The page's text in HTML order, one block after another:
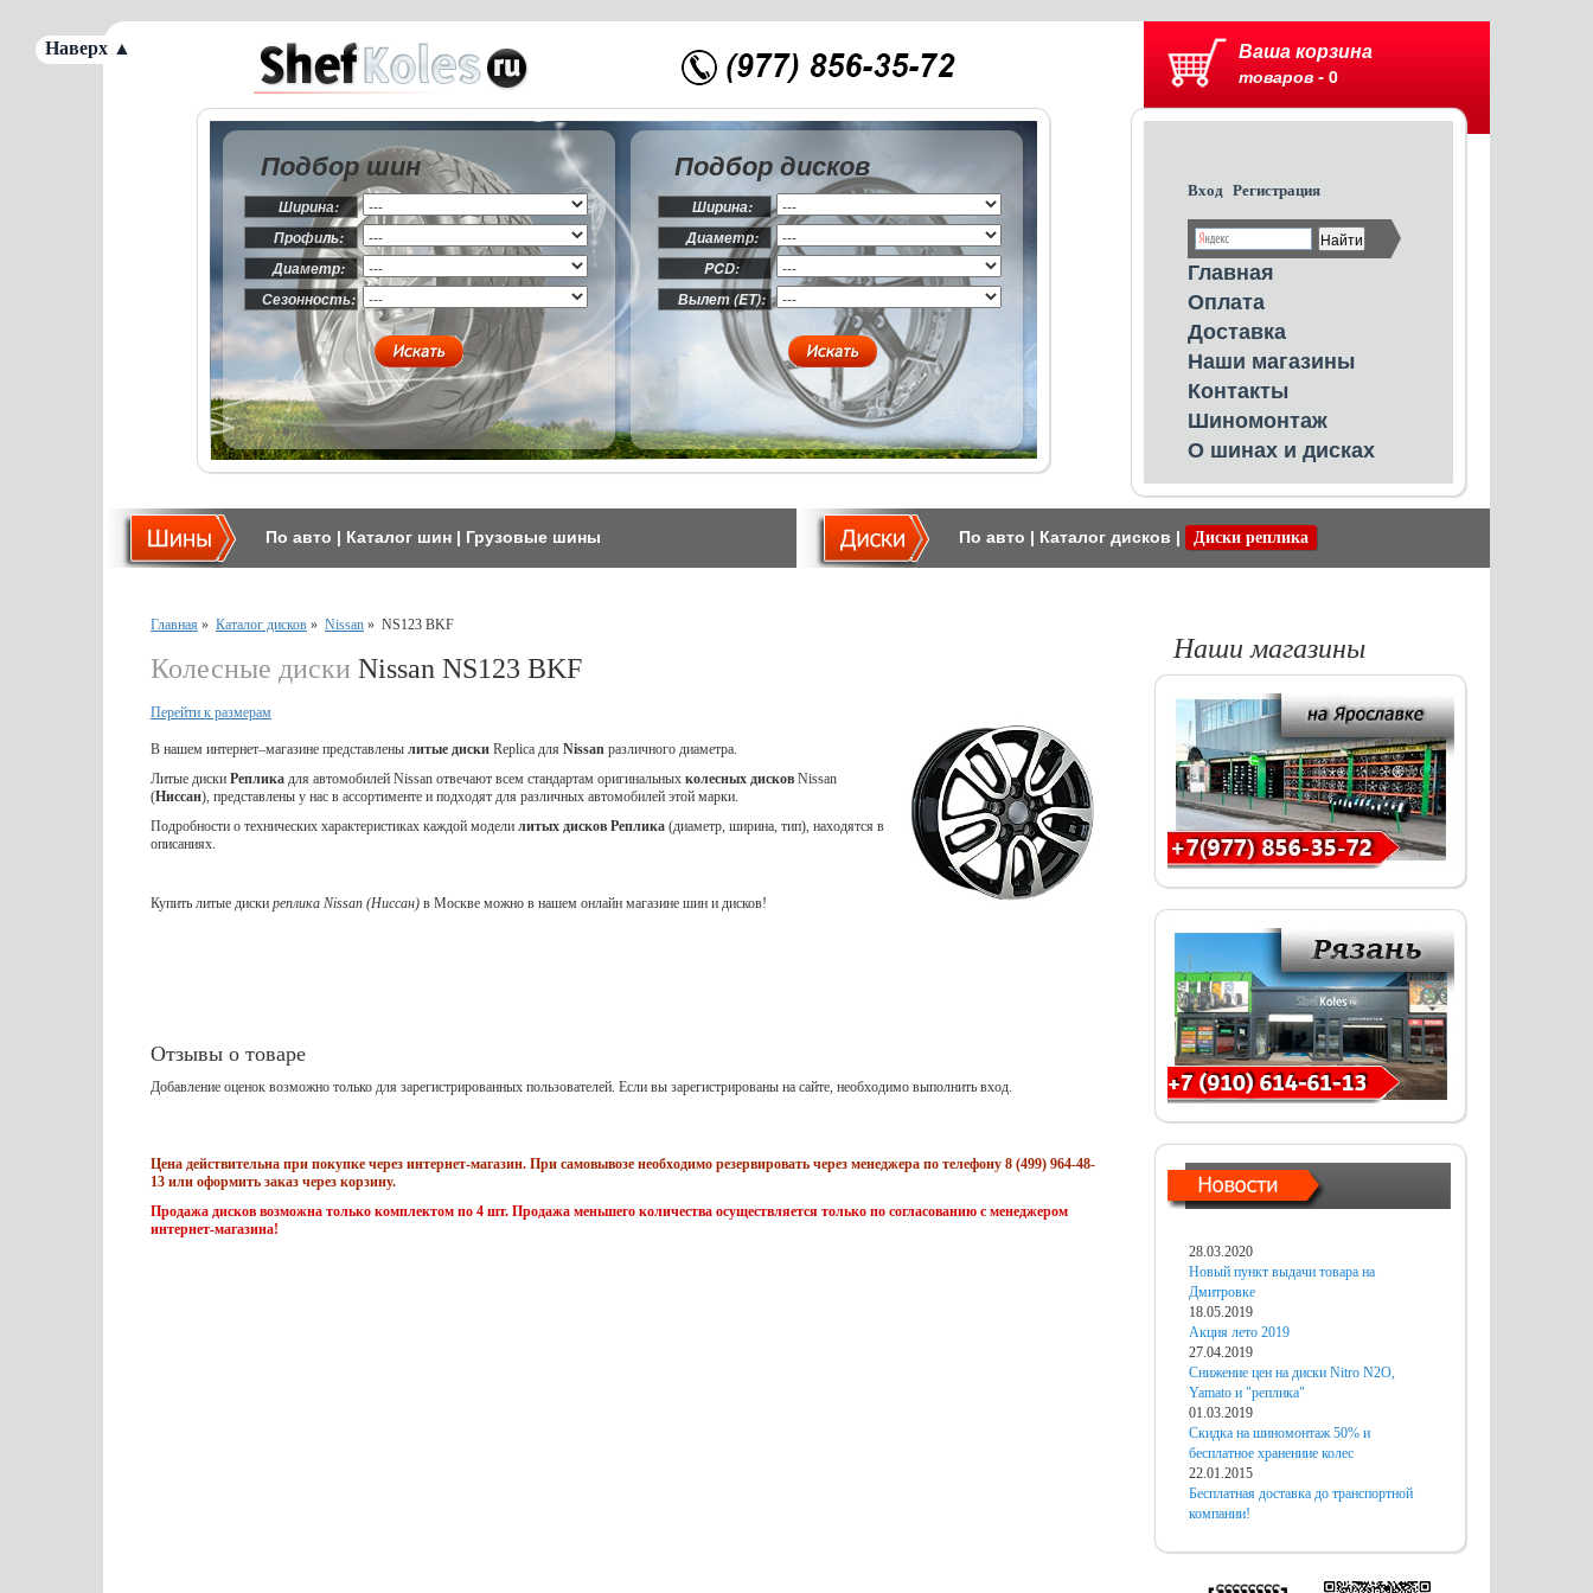
Ваша корзина
товаров - 0
Вход Регистрация
Главная
Оплата
Доставка
Наши магазины
Контакты
Шиномонтаж
О шинах и дисках
Подбор шин
Ширина:
Профиль:
Диаметр:
Сезонность:
Подбор дисков
Ширина:
Диаметр:
PCD:
Вылет (ET):
По авто | Каталог шин | Грузовые шины По авто | Каталог дисков | Диски реплика
Главная » Каталог дисков » Nissan » NS123 BKF
Колесные диски Nissan NS123 BKF
Перейти к размерам
В нашем интернет–магазине представлены литые диски Replica для Nissan различного диаметра.
Литые диски Реплика для автомобилей Nissan отвечают всем стандартам оригинальных колесных дисков Nissan
(Ниссан), представлены у нас в ассортименте и подходят для различных автомобилей этой марки.
Подробности о технических характеристиках каждой модели литых дисков Реплика (диаметр, ширина, тип), находятся в
описаниях.
Купить литые диски реплика Nissan (Ниссан) в Москве можно в нашем онлайн магазине шин и дисков!
Отзывы о товаре
Добавление оценок возможно только для зарегистрированных пользователей. Если вы зарегистрированы на сайте, необходимо выполнить вход.
Цена действительна при покупке через интернет-магазин. При самовывозе необходимо резервировать через менеджера по телефону 8 (499) 964-48-
13 или оформить заказ через корзину.
Продажа дисков возможна только комплектом по 4 шт. Продажа меньшего количества осуществляется только по согласованию с менеджером
интернет-магазина!
Наши магазины
28.03.2020
Новый пункт выдачи товара на
Дмитровке
18.05.2019
Акция лето 2019
27.04.2019
Снижение цен на диски Nitro N2O,
Yamato и "реплика"
01.03.2019
Скидка на шиномонтаж 50% и
бесплатное хранениие колес
22.01.2015
Бесплатная доставка до транспортной
компании!
Наверх ▲